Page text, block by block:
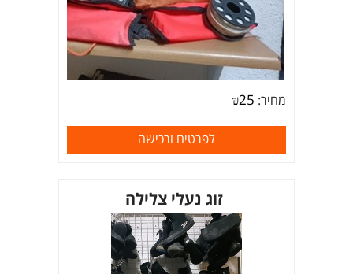
מחיר: ₪25
לפרטים ורכישה
זוג נעלי צלילה